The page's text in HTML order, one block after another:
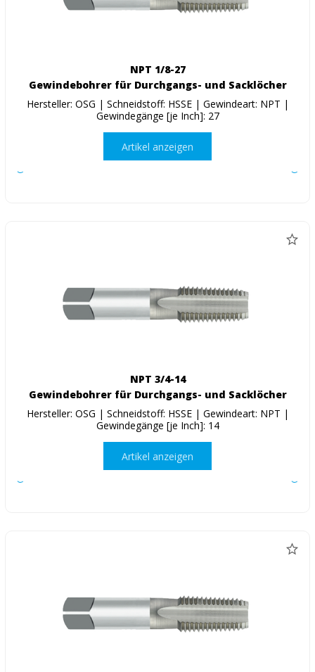
NPT 1/8-27
Gewindebohrer für Durchgangs- und Sacklöcher
Hersteller: OSG | Schneidstoff: HSSE | Gewindeart: NPT |
Gewindegänge [je Inch]: 27
Artikel anzeigen
NPT 3/4-14
Gewindebohrer für Durchgangs- und Sacklöcher
Hersteller: OSG | Schneidstoff: HSSE | Gewindeart: NPT |
Gewindegänge [je Inch]: 14
Artikel anzeigen